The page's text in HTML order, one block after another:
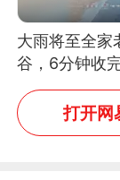
大雨将至全家
谷，6分钟收
没有一个人掉
打开网